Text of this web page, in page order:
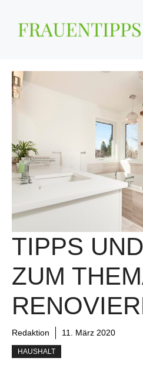
Inhalt
springen
TIPPS
ZUM
Redaktion 11. März 2020
HAUSHALT